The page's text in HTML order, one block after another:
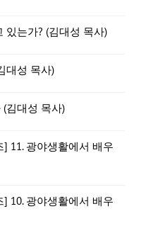
있는가? (김대성 목사)
대성 목사)
김대성 목사)
11. 광야생활에서 배우
10. 광야생활에서 배우